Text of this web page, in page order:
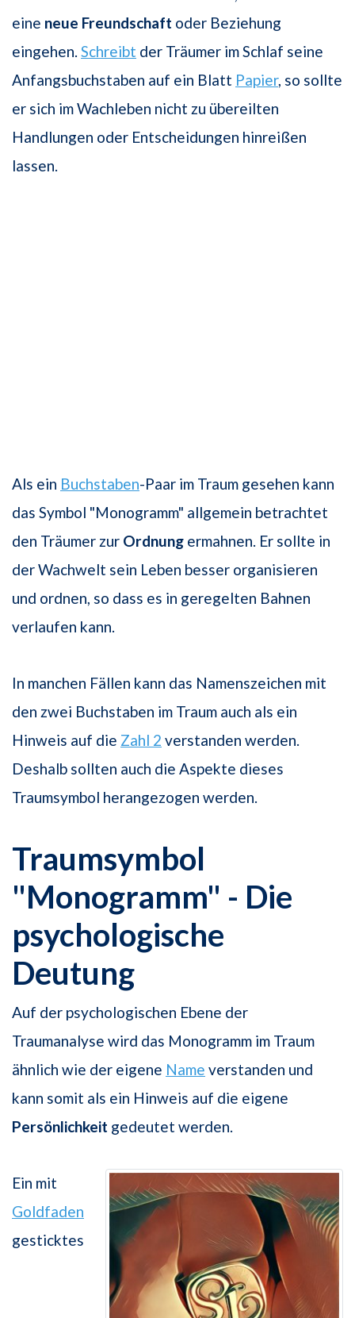
eine neue Freundschaft oder Beziehung
eingehen. Schreibt der Träumer im Schlaf seine
Anfangsbuchstaben auf ein Blatt Papier, so sollte
er sich im Wachleben nicht zu übereilten
Handlungen oder Entscheidungen hinreißen
lassen.
Als ein Buchstaben-Paar im Traum gesehen kann
das Symbol "Monogramm" allgemein betrachtet
den Träumer zur Ordnung ermahnen. Er sollte in
der Wachwelt sein Leben besser organisieren
und ordnen, so dass es in geregelten Bahnen
verlaufen kann.
In manchen Fällen kann das Namenszeichen mit
den zwei Buchstaben im Traum auch als ein
Hinweis auf die Zahl 2 verstanden werden.
Deshalb sollten auch die Aspekte dieses
Traumsymbol herangezogen werden.
Traumsymbol
"Monogramm" - Die
psychologische
Deutung
Auf der psychologischen Ebene der
Traumanalyse wird das Monogramm im Traum
ähnlich wie der eigene Name verstanden und
kann somit als ein Hinweis auf die eigene
Persönlichkeit gedeutet werden.
Ein mit
Goldfaden
gesticktes